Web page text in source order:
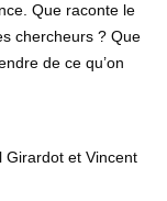
Que raconte le
chercheurs ? Que
de ce qu’on
Girardot et Vincent